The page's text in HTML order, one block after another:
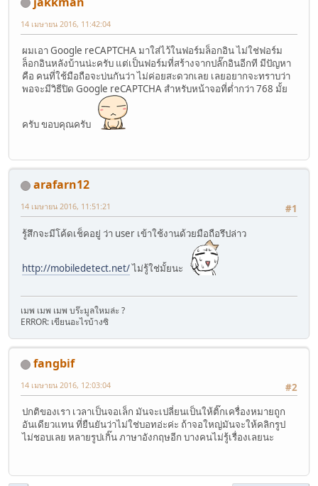
14 เมษายน 2016, 11:42:04
ผมเอา Google reCAPTCHA มาใส่ไว้ในฟอร์มล็อกอิน ไม่ใช่ฟอร์ม
ล็อกอินหลังบ้านน่ะครับ แต่เป็นฟอร์มที่สร้างจากปลั๊กอินอีกที มีปัญหา
คือ คนที่ใช้มือถือจะบ่นกันว่า ไม่ค่อยสะดวกเลย เลยอยากจะทราบว่า
พอจะมีวิธีปิด Google reCAPTCHA สำหรับหน้าจอที่ต่ำกว่า 768 มั้ย
ครับ ขอบคุณครับ
arafarn12
#1
14 เมษายน 2016, 11:51:21
รู้สึกจะมีโค้ดเช็คอยู่ ว่า user เข้าใช้งานด้วยมือถือรึปล่าว
http://mobiledetect.net/ไม่รู้ใช่มั้ยนะ
เมพ เมพ เมพ บร๊ะมูลใหมล่ะ ?
ERROR: เขียนอะไรบ้างซิ
fangbif
#2
14 เมษายน 2016, 12:03:04
ปกติของเรา เวลาเป็นจอเล็ก มันจะเปลี่ยนเป็นให้ติ๊กเครื่องหมายถูก
อันเดียวแทน ที่ยืนยันว่าไม่ใช่บอทอ่ะค่ะ ถ้าจอใหญ่มันจะให้คลิกรูป
ไม่ชอบเลย หลายรูปเกิ๊น ภาษาอังกฤษอีก บางคนไม่รู้เรื่องเลยนะ